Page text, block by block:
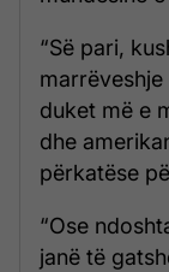
“Së pari,
duket më e
dhe
përkatëse
“Ose
janë të